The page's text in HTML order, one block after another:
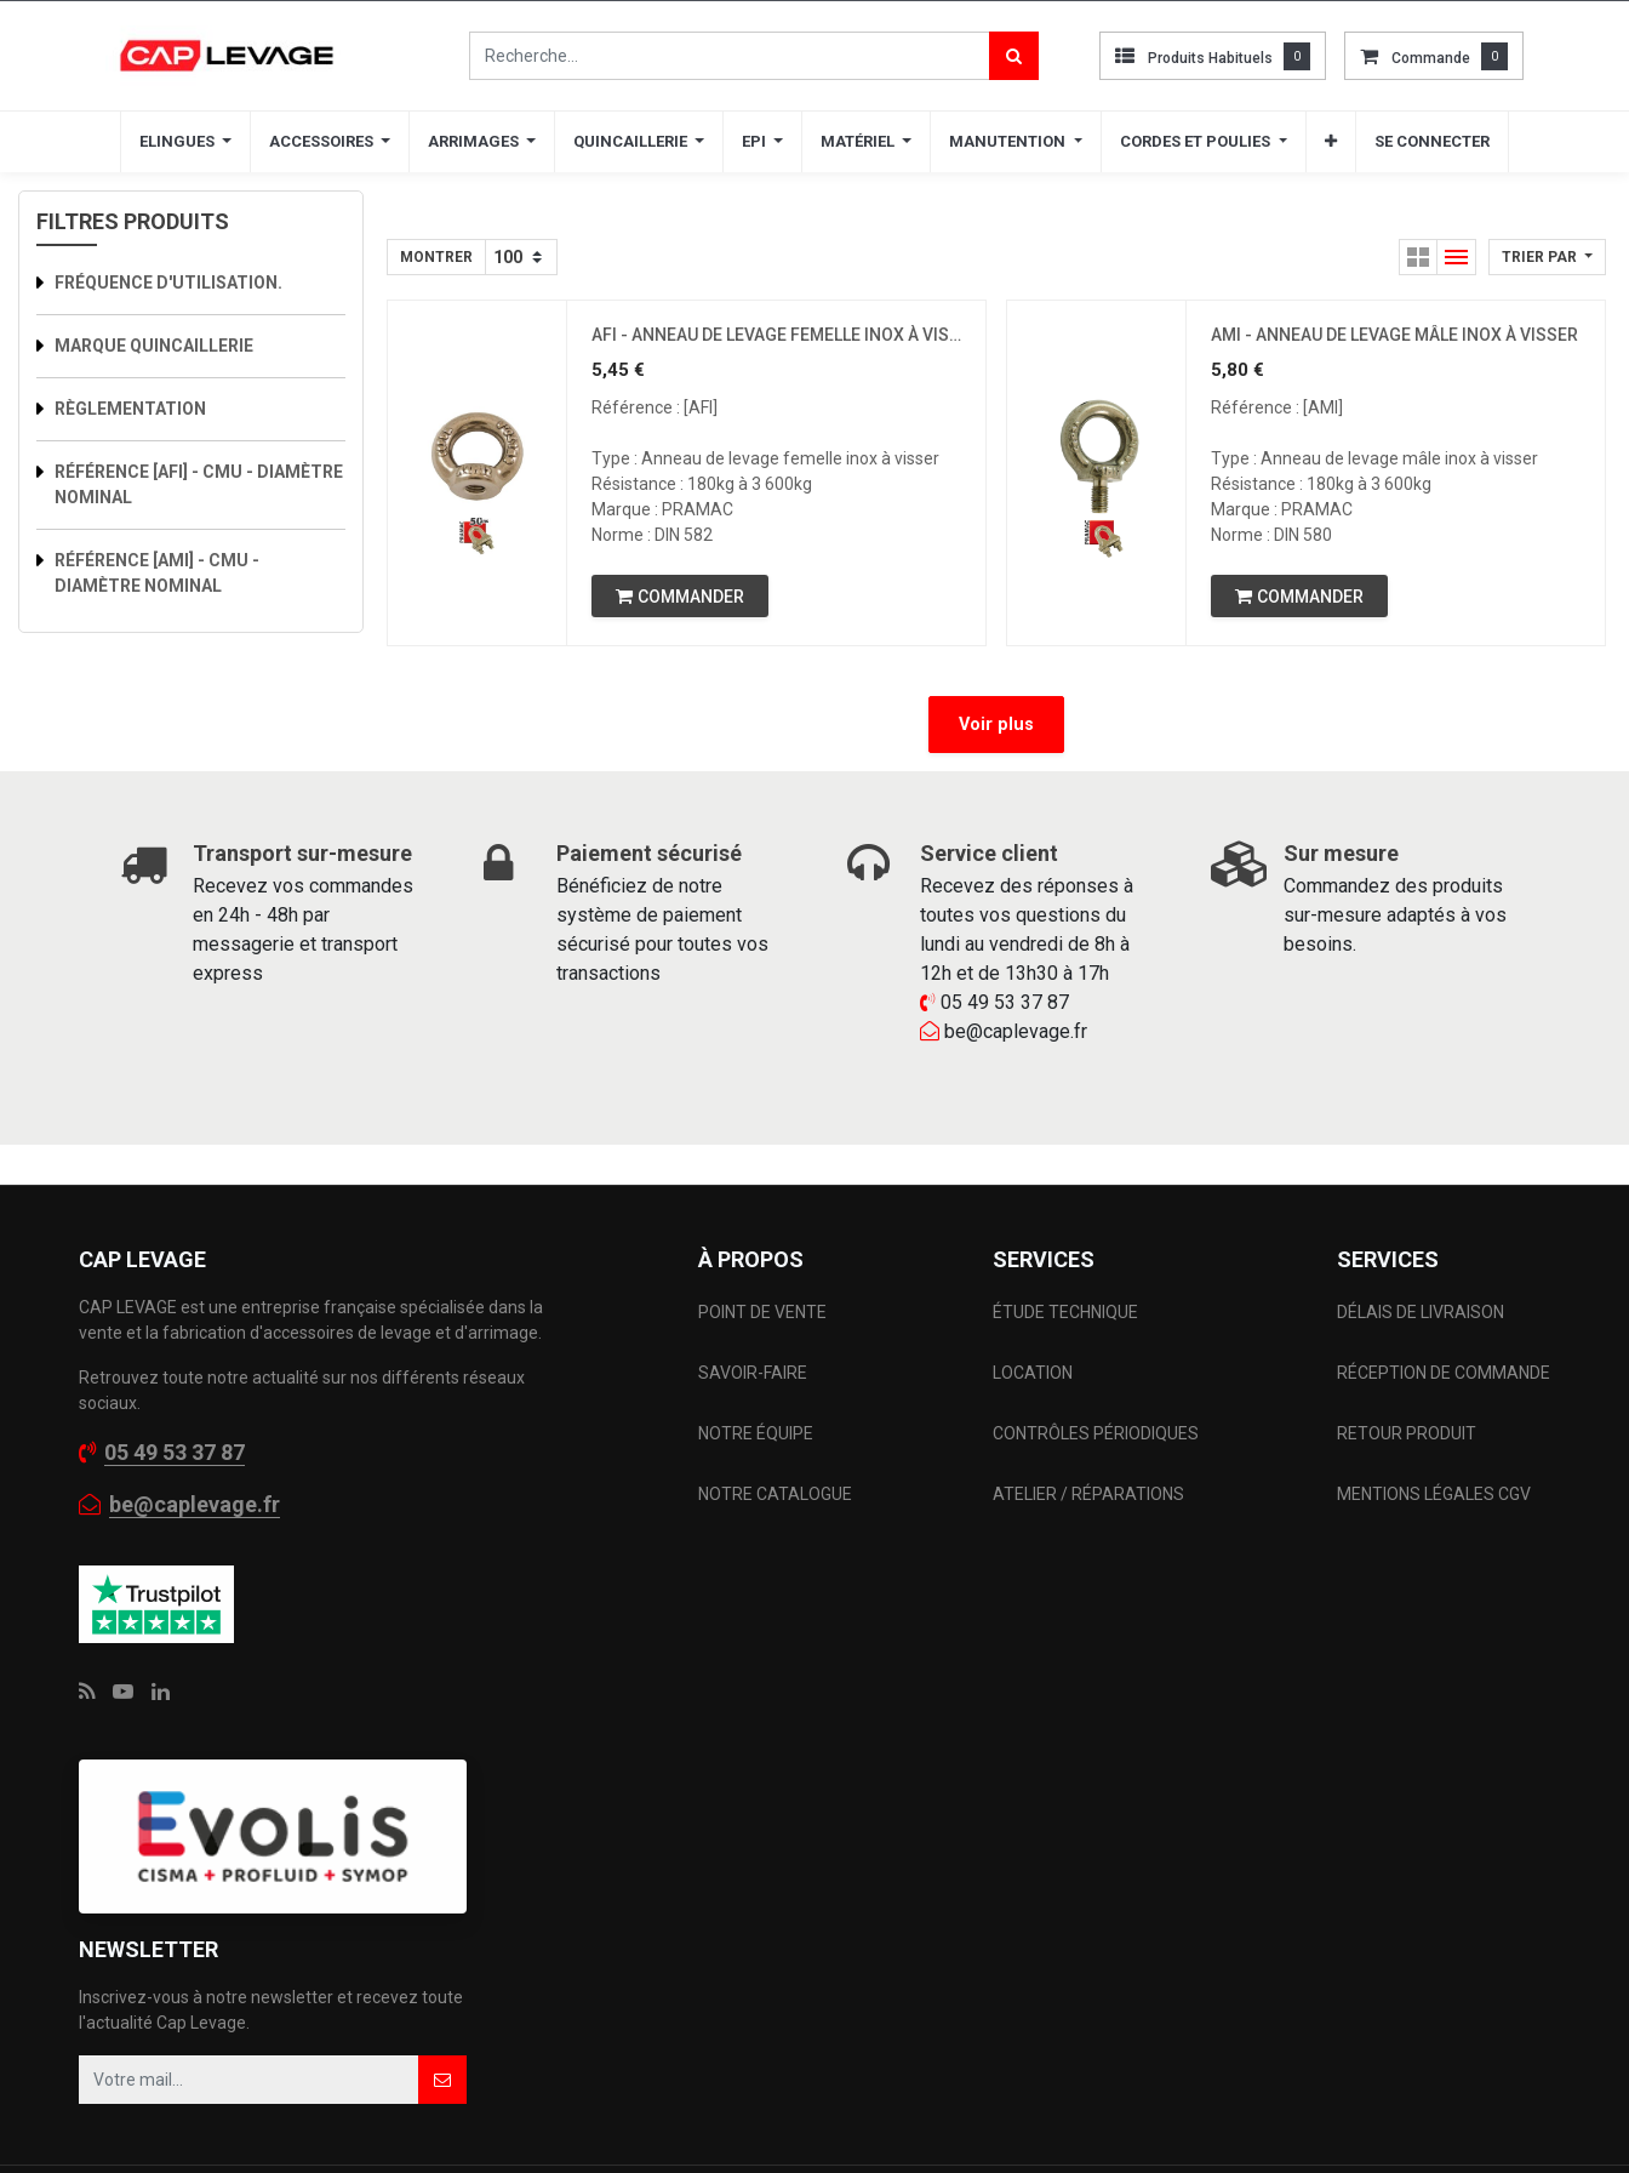
Produits Habituels 0 Commande 0
ELINGUES ACCESSOIRES ARRIMAGES QUINCAILLERIE EPI MATÉRIEL MANUTENTION CORDES ET POULIES SE CONNECTER
Produits Habituels 0 Commande 0
ELINGUES ACCESSOIRES ARRIMAGES QUINCAILLERIE EPI MATÉRIEL MANUTENTION CORDES ET POULIES SE CONNECTER
FILTRES PRODUITS
FRÉQUENCE D'UTILISATION.
MARQUE QUINCAILLERIE
RÈGLEMENTATION
RÉFÉRENCE [AFI] - CMU - DIAMÈTRE
NOMINAL
RÉFÉRENCE [AMI] - CMU -
DIAMÈTRE NOMINAL
MONTRER TRIER PAR
AFI - ANNEAU DE LEVAGE FEMELLE INOX À VISSER
5,45 €
Référence : [AFI]
Type : Anneau de levage femelle inox à visser
Résistance : 180kg à 3 600kg
Marque : PRAMAC
Norme : DIN 582
COMMANDER
AMI - ANNEAU DE LEVAGE MÂLE INOX À VISSER
5,80€
Référence : [AMI]
Type : Anneau de levage mâle inox à visser
Résistance : 180kg à 3 600kg
Marque : PRAMAC
Norme : DIN 580
COMMANDER
Voir plus
Transport sur-mesure
Recevez vos commandes
en 24h - 48h par
messagerie et transport
express
Paiement sécurisé
Bénéficiez de notre
système de paiement
sécurisé pour toutes vos
transactions
Service client
Recevez des réponses à
toutes vos questions du
lundi au vendredi de 8h à
12h et de 13h30 à 17h
05 49 53 37 87
be@caplevage.fr
Sur mesure
Commandez des produits
sur-mesure adaptés à vos
besoins.
CAP LEVAGE
CAP LEVAGE est une entreprise française spécialisée dans la
vente et la fabrication d'accessoires de levage et d'arrimage.
Retrouvez toute notre actualité sur nos différents réseaux
sociaux.
05 49 53 37 87
be@caplevage.fr
À PROPOS
POINT DE VENTE
SAVOIR-FAIRE
NOTRE ÉQUIPE
NOTRE CATALOGUE
SERVICES
ÉTUDE TECHNIQUE
LOCATION
CONTRÔLES PÉRIODIQUES
ATELIER / RÉPARATIONS
SERVICES
DÉLAIS DE LIVRAISON
RÉCEPTION DE COMMANDE
RETOUR PRODUIT
MENTIONS LÉGALES CGV
NEWSLETTER
Inscrivez-vous à notre newsletter et recevez toute
l'actualité Cap Levage.